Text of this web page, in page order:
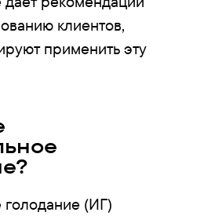
клиентов,
применить эту
(ИГ)